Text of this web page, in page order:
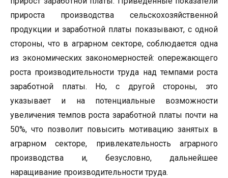
прироста производства сельскохозяйственной
продукции и заработной платы показывают, с одной
стороны, что в аграрном секторе, соблюдается одна
из экономических закономерностей: опережающего
роста производительности труда над темпами роста
заработной платы. Но, с другой стороны, это
указывает и на потенциальные возможности
увеличения темпов роста заработной платы почти на
50%, что позволит повысить мотивацию занятых в
аграрном секторе, привлекательность аграрного
производства и, безусловно, дальнейшее
наращивание производительности труда.